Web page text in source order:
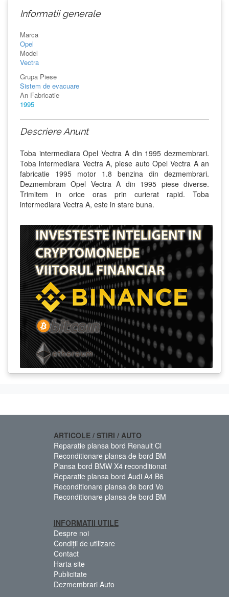
Informatii generale
Marca
Opel
Model
Vectra
Grupa Piese
Sistem de evacuare
An Fabricatie
1995
Descriere Anunt
Toba intermediara Opel Vectra A din 1995 dezmembrari.
Toba intermediara Vectra A, piese auto Opel Vectra A an
fabricatie 1995 motor 1.8 benzina din dezmembrari.
Dezmembram Opel Vectra A din 1995 piese diverse.
Trimitem in orice oras prin curierat rapid. Toba
intermediara Vectra A, este in stare buna.
ARTICOLE / STIRI / AUTO
Reparatie plansa bord Renault Cl
Reconditionare plansa de bord BM
Plansa bord BMW X4 reconditionat
Reparatie plansa bord Audi A4 B6
Reconditionare plansa de bord Vo
Reconditionare plansa de bord BM
INFORMATII UTILE
Despre noi
Condiții de utilizare
Contact
Harta site
Publicitate
Dezmembrari Auto